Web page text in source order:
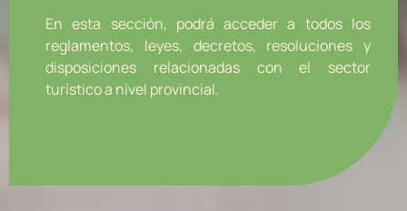
En esta sección, podrá acceder a todos los
reglamentos, leyes, decretos, resoluciones y
disposiciones relacionadas con el sector
turístico a nivel provincial.